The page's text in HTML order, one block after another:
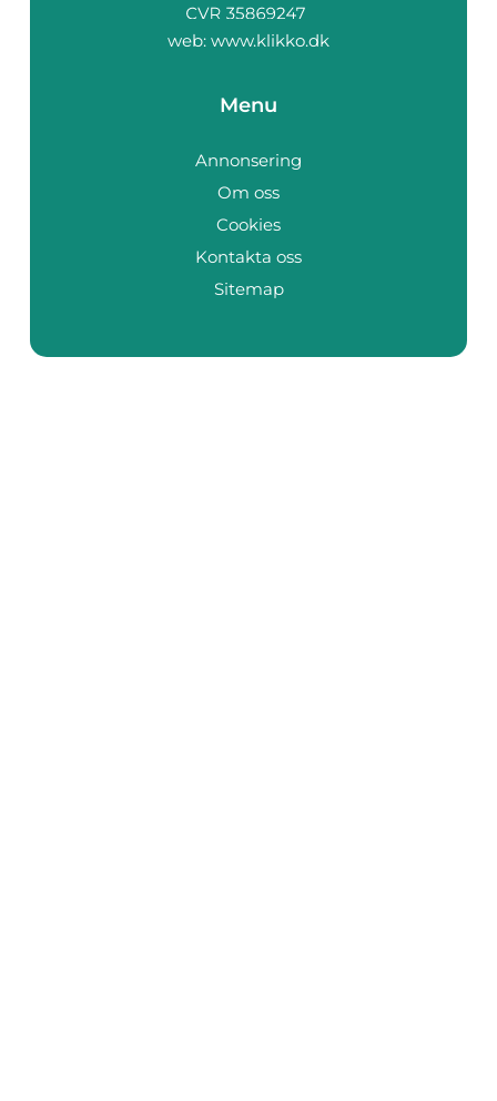
web: www.klikko.dk
Menu
Annonsering
Om oss
Cookies
Kontakta oss
Sitemap